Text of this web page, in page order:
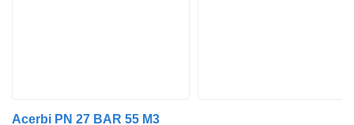
Acerbi PN 27 BAR 55 M3